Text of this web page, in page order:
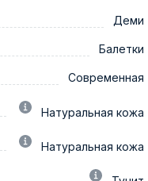
Деми
Балетки
Современная
Натуральная кожа
Натуральная кожа